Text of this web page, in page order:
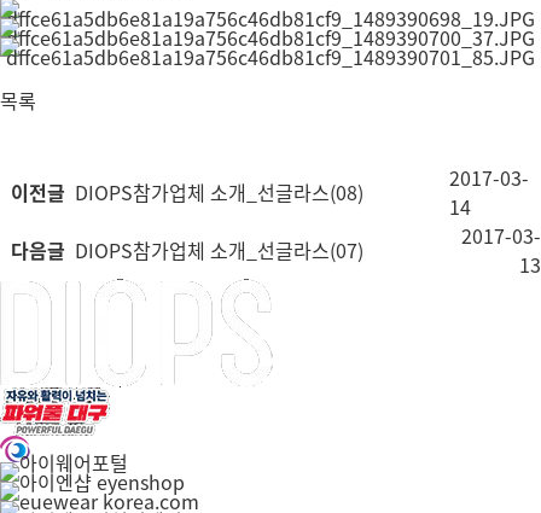
목록
이전글 DIOPS참가업체 소개_선글라스(08)
2017-03-
14
다음글 DIOPS참가업체 소개_선글라스(07)
2017-03-
13